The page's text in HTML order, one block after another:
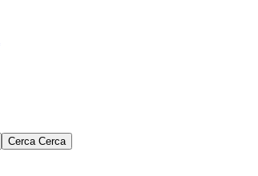
Cerca Cerca